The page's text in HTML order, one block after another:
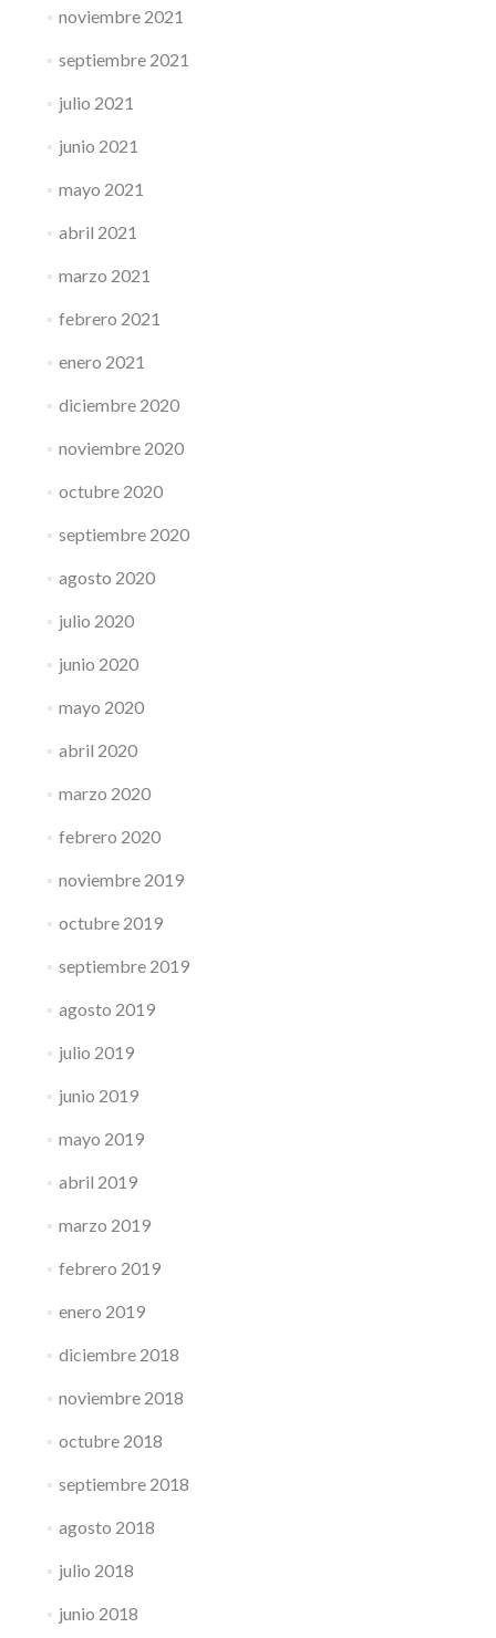
noviembre 2021
septiembre 2021
julio 2021
junio 2021
mayo 2021
abril 2021
marzo 2021
febrero 2021
enero 2021
diciembre 2020
noviembre 2020
octubre 2020
septiembre 2020
agosto 2020
julio 2020
junio 2020
mayo 2020
abril 2020
marzo 2020
febrero 2020
noviembre 2019
octubre 2019
septiembre 2019
agosto 2019
julio 2019
junio 2019
mayo 2019
abril 2019
marzo 2019
febrero 2019
enero 2019
diciembre 2018
noviembre 2018
octubre 2018
septiembre 2018
agosto 2018
julio 2018
junio 2018